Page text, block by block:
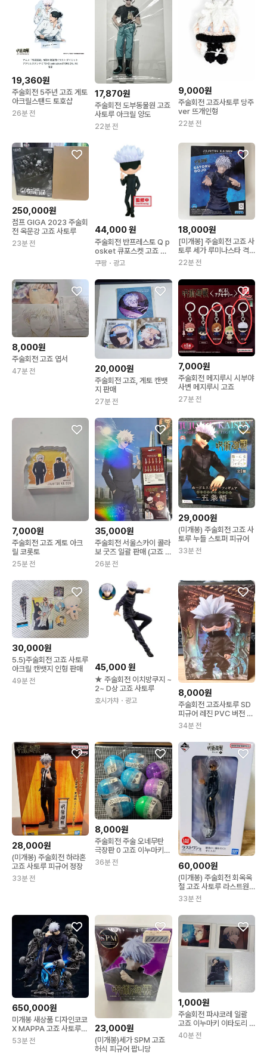
19,360원
주술회전 5주년 고죠 게토
아크릴스탠드 토호샵
26분 전
17,870원
주술회전 도부동물원 고죠
사토루 아크릴 양도
22분 전
9,000원
주술회전 고죠사토루 당주
ver 뜨개인형
22분 전
250,000원
점프 GIGA 2023 주술회
전 옥문강 고죠 사토루
23분 전
44,000원
주술회전 반프레스토 Q p
osket 큐포스켓 고죠 사
토루 A ver
쿠팡 ・광고
18,000원
[미개봉] 주술회전 고죠 사
토루 세가 루미나스타 격
전 피규어
22분 전
8,000원
주술회전 고죠 엽서
47분 전 20,000원
주술회전 고죠, 게토 캔뱃
지 판매
27분 전
7,000원
주술회전 메지루시 시부야
사변 메지루시 고죠
27분 전
7,000원
주술회전 고죠 게토 아크
릴 코롯토
25분 전
35,000원
주술회전 서울스카이 콜라
보 굿즈 일괄 판매 (고죠 사
토루)
26분 전
29,000원
(미개봉) 주술회전 고죠 사
토루 누들 스토퍼 피규어
33분 전
30,000원
5.5)주술회전 고죠 사토루
아크릴 캔뱃지 인형 판매
49분 전
45,000원
★ 주술회전 이치방쿠지 ~
2~ D상 고죠 사토루
호시가챠 ・광고
8,000원
주술회전 고죠사토루 SD
피규어 레진 PVC 버전 고
죠 피규어 주술회전레진
34분 전
28,000원
(미개봉) 주술회전 하라혼
고죠 사토루 피규어 정장
33분 전
8,000원
주술회전 주술 오네무탄
극장판 0 고죠 이누마키
마키
36분 전 60,000원
(미개봉) 주술회전 회옥옥
절 고죠 사토루 라스트원
피규어
33분 전
650,000원
미개봉 새상품 디자인코코
X MAPPA 고죠 사토루
1/7
53분 전
23,000원
(미개봉)세가 SPM 고죠
허식 피규어 팝니당
1,000원
주술회전 파샤코레 일괄
고죠 이누마키 이타도리 /
주술회전 파샤
40분 전